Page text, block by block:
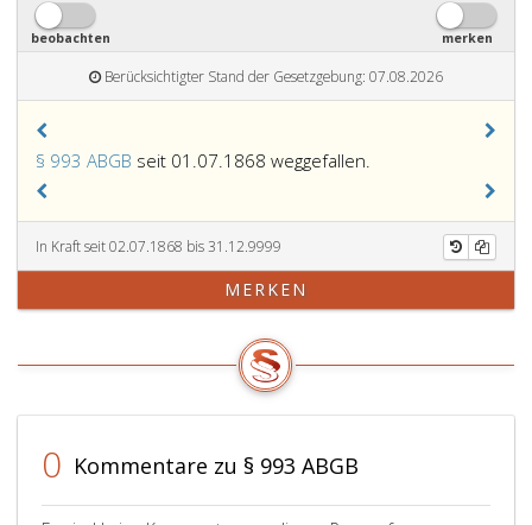
beobachten merken
Berücksichtigter Stand der Gesetzgebung: 07.08.2026
§ 993 ABGB seit 01.07.1868 weggefallen.
In Kraft seit 02.07.1868 bis 31.12.9999
MERKEN
0 Kommentare zu § 993 ABGB